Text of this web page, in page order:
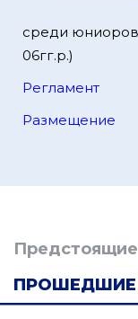
среди
06гг.р.)
Регламент
Размещение
ПРОШЕДШИЕ